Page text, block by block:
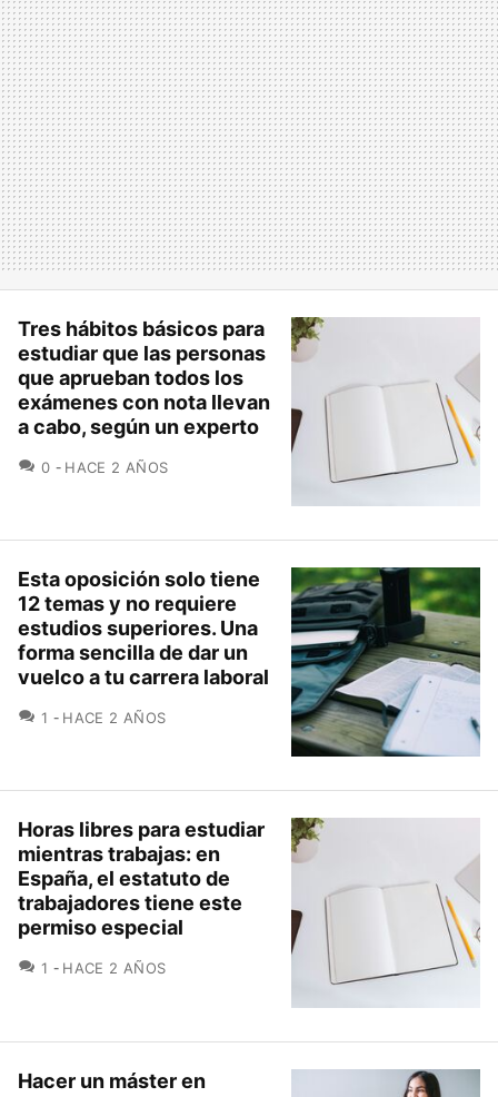
Tres hábitos básicos para
estudiar que las personas
que aprueban todos los
exámenes con nota llevan
a cabo, según un experto
0 COMENTARIOS
HACE 2 AÑOS
Esta oposición solo tiene
12 temas y no requiere
estudios superiores. Una
forma sencilla de dar un
vuelco a tu carrera laboral
1 COMENTARIOS
HACE 2 AÑOS
Horas libres para estudiar
mientras trabajas: en
España, el estatuto de
trabajadores tiene este
permiso especial
1 COMENTARIOS
HACE 2 AÑOS
Hacer un máster en